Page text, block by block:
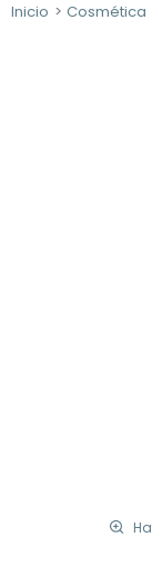
Inicio Cosmética